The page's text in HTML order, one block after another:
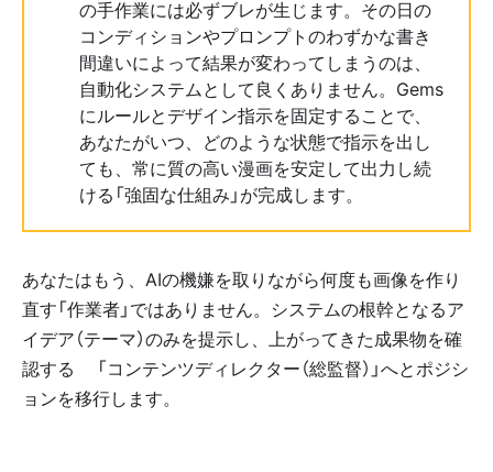
の手作業には必ずブレが生じます。その日の
コンディションやプロンプトのわずかな書き
間違いによって結果が変わってしまうのは、
自動化システムとして良くありません。Gems
にルールとデザイン指示を固定することで、
あなたがいつ、どのような状態で指示を出し
ても、常に質の高い漫画を安定して出力し続
ける「強固な仕組み」が完成します。
あなたはもう、AIの機嫌を取りながら何度も画像を作り
直す「作業者」ではありません。システムの根幹となるア
イデア（テーマ）のみを提示し、上がってきた成果物を確
認する👑「コンテンツディレクター（総監督）」へとポジシ
ョンを移行します。